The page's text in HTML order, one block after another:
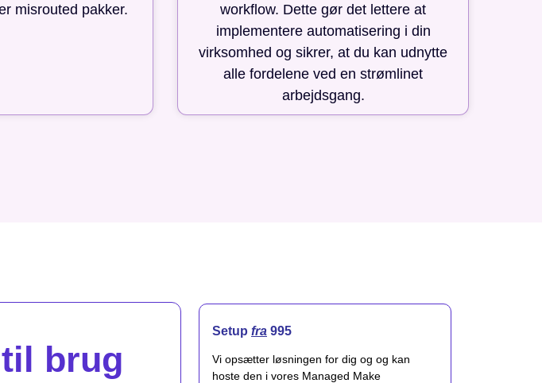
misrouted pakker.
workflow. Dette gør det lettere at
implementere automatisering i din
virksomhed og sikrer, at du kan udnytte
alle fordelene ved en strømlinet
arbejdsgang.
brug
Setup fra 995
Vi opsætter løsningen for dig og og kan
hoste den i vores Managed Make